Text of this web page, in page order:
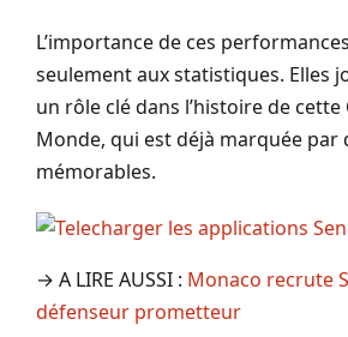
L’importance de ces
seulement aux statistiques. Elles
un rôle clé dans l’histoire de cette
Monde, qui est déjà marquée par
mémorables.
→ A LIRE AUSSI : Monaco recrute
défenseur prometteur